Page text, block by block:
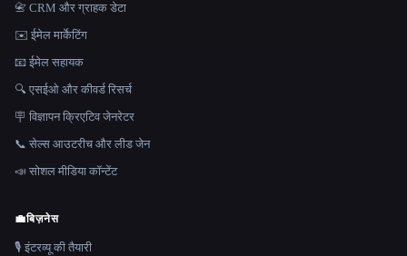
📇 CRM और ग्राहक डेटा
✉️ ईमेल मार्केटिंग
📧 ईमेल सहायक
🔍 एसईओ और कीवर्ड रिसर्च
🪧 विज्ञापन क्रिएटिव जेनरेटर
📞 सेल्स आउटरीच और लीड जेन
📣 सोशल मीडिया कॉन्टेंट
💼बिज़नेस
🎙️ इंटरव्यू की तैयारी